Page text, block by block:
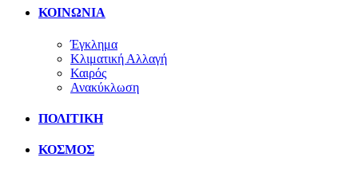
ΚΟΙΝΩΝΙΑ
Έγκλημα
Κλιματική Αλλαγή
Καιρός
Ανακύκλωση
ΠΟΛΙΤΙΚΗ
ΚΟΣΜΟΣ